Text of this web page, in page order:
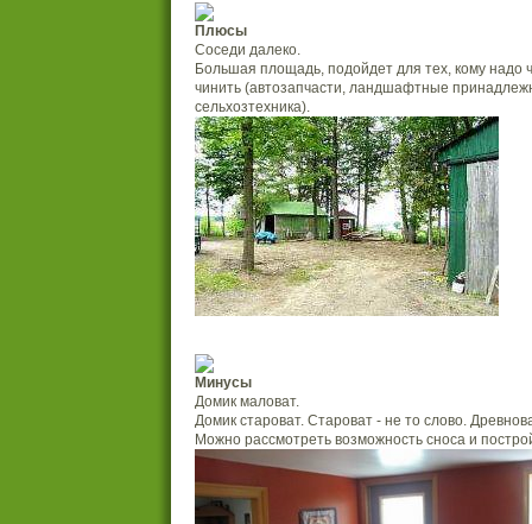
Плюсы
Соседи далеко.
Большая площадь, подойдет для тех, кому надо
чинить (автозапчасти, ландшафтные
сельхозтехника).
Минусы
Домик маловат.
Домик староват. Староват - не то слово.
Можно рассмотреть возможность сноса и